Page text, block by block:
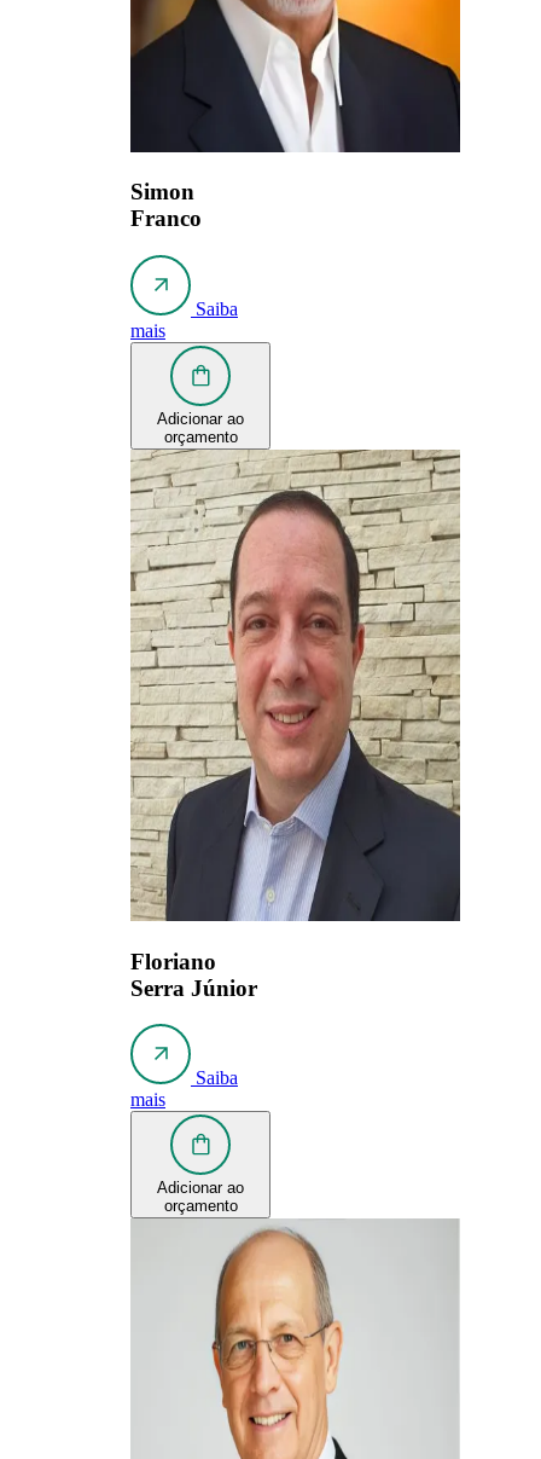
Simon
Franco
Saiba
mais
Adicionar ao
orçamento
Floriano
Serra Júnior
Saiba
mais
Adicionar ao
orçamento